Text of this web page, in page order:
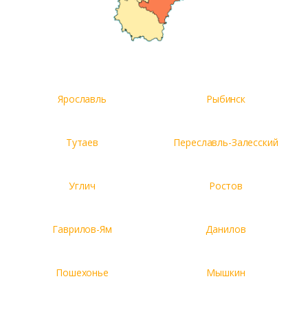
Ярославль Рыбинск
Тутаев Переславль-Залесский
Углич Ростов
Гаврилов-Ям Данилов
Пошехонье Мышкин